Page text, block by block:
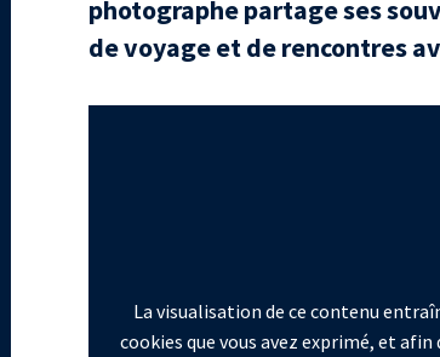
photographe partage ses
de voyage et de rencontres
La visualisation de ce contenu
cookies que vous avez exprimé, et